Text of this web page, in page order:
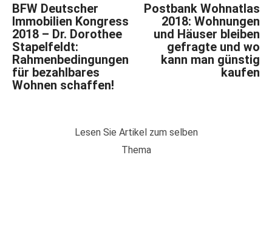
BFW Deutscher
Immobilien Kongress
2018 – Dr. Dorothee
Stapelfeldt:
Rahmenbedingungen
für bezahlbares
Wohnen schaffen!
Postbank Wohnatlas
2018: Wohnungen
und Häuser bleiben
gefragte und wo
kann man günstig
kaufen
Lesen Sie Artikel zum selben
Thema